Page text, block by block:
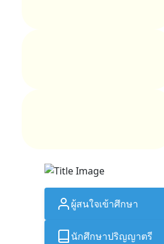
ผู้สนใจเข้าศึกษา
นักศึกษาปริญญาตรี